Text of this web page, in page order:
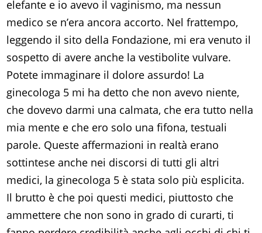
elefante e io avevo il vaginismo, ma nessun
medico se n’era ancora accorto. Nel frattempo,
leggendo il sito della Fondazione, mi era venuto il
sospetto di avere anche la vestibolite vulvare.
Potete immaginare il dolore assurdo! La
ginecologa 5 mi ha detto che non avevo niente,
che dovevo darmi una calmata, che era tutto nella
mia mente e che ero solo una fifona, testuali
parole. Queste affermazioni in realtà erano
sottintese anche nei discorsi di tutti gli altri
medici, la ginecologa 5 è stata solo più esplicita.
Il brutto è che poi questi medici, piuttosto che
ammettere che non sono in grado di curarti, ti